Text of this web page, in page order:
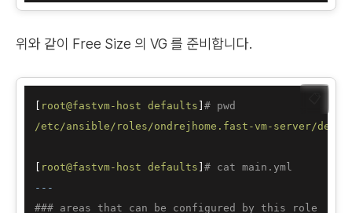
위와 같이 Free Size 의 VG 를 준비합니다.
root@fastvm-host defaults # pwd
/etc/ansible/roles/ondrejhome.fast-vm-server/
root@fastvm-host defaults # cat main.yml
---
### areas that can be configured by this role